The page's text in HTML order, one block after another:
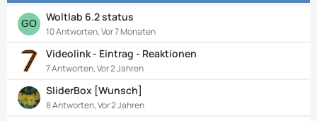
Woltlab 6.2 status
10 Antworten, Vor 7 Monaten
Videolink - Eintrag - Reaktionen
7 Antworten, Vor 2 Jahren
SliderBox [Wunsch]
8 Antworten, Vor 2 Jahren